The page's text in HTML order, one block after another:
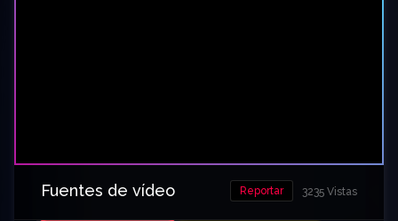
Fuentes de vídeo 3235 Vistas
Reportar